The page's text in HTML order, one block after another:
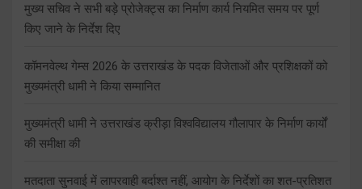
मुख्य सचिव ने सभी बड़े प्रोजेक्ट्स का निर्माण कार्य नियमित समय पर पूर्ण
किए जाने के निर्देश दिए
कॉमनवेल्थ गेम्स 2026 के उत्तराखंड के पदक विजेताओं और प्रशिक्षकों को
मुख्यमंत्री धामी ने किया सम्मानित
मुख्यमंत्री धामी ने उत्तराखंड क्रीड़ा विश्वविद्यालय गौलापार के निर्माण कार्यों
की समीक्षा की
मतदाता सुनवाई में लापरवाही बर्दाश्त नहीं, आयोग के निर्देशों का शत-प्रतिशत